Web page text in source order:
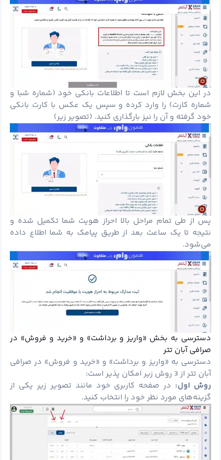
در این بخش لازم است تا اطلاعات بانکی خود (شماره شبا و
شماره کارت) را وارد کرده و سپس یک عکس با کارت بانکی
خود گرفته و آن را نیز بارگذاری کنید. (تصویر زیر)
پس از طی تمام مراحل بالا احراز هویت شما تکمیل شده و
نتیجه تا یک ساعت بعد از طریق پیامک به شما اطلاع داده
می‌شود.
دسترسی به بخش «واریز و برداشت» و «خرید و فروش» در
صرافی آبان تتر
دسترسی به «واریز و برداشت» و «خرید و فروش» در صرافی
آبان تتر از 3 روش زیر امکان پذیر است:
روش اول: در صفحه کاربری خود مانند تصویر زیر یکی از
گزینه‌های مورد نظر خود را انتخاب کنید.